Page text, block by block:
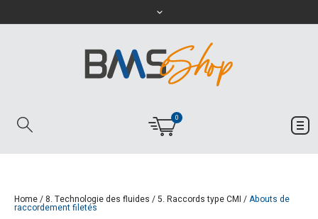
0
Home/8. Technologie des fluides /5. Raccords type CMI /Abouts de
raccordement filetés